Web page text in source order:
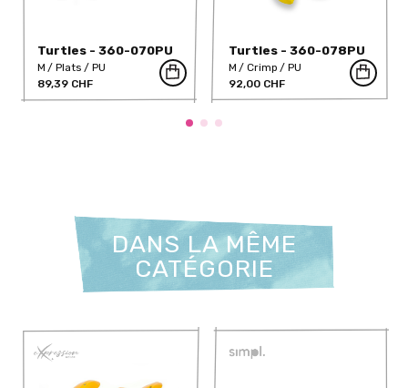
Turtles - 360-070PU
M Plats
PU
89,39 CHF
Turtles - 360-078PU
M Crimp
PU
92,00 CHF
DANS LA MÊME
CATÉGORIE